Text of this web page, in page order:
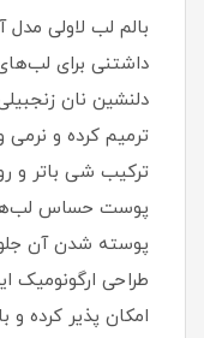
بالم لب لاولی
داشتنی برای
دلنشین نان
ترمیم کرده و
ترکیب شی باتر و
پوست حساس لب‌ها
پوسته شدن آن
طراحی ارگونومیک
امکان پذیر کرده